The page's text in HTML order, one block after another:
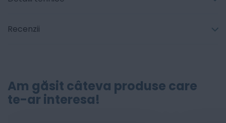
Recenzii
Am găsit câteva produse care
te-ar interesa!